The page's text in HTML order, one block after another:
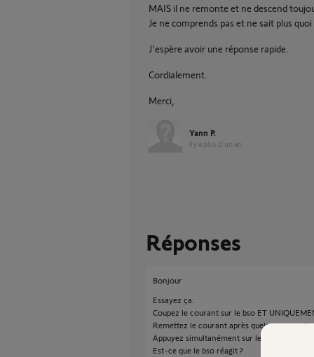
MAIS il ne remonte et ne descend
Je ne comprends pas et ne sait plus quoi
J'espère avoir une réponse rapide.
Cordialement.
Merci,
Yann P.
il y a plus d'un an
Réponses
Bonjour
Essayez ça:
Coupez le courant sur le bso ET
Remettez le courant après quelque
Appuyez simultanément sur les touches
Est-ce que le bso réagit ?